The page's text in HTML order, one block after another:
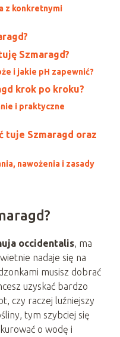
z konkretnymi
Szmaragd?
i jakie pH zapewnić?
krok po kroku?
i praktyczne
tuje Szmaragd oraz
nawożenia i zasady
occidentalis, ma
nadaje się na
musisz dobrać
uzyskać bardzo
czy raczej luźniejszy
tym szybciej się
o wodę i